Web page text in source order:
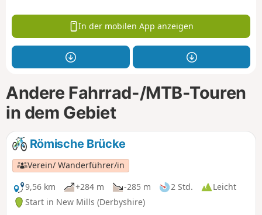
In der mobilen App anzeigen
Andere Fahrrad-/MTB-Touren
in dem Gebiet
Römische Brücke
Verein/ Wanderführer/in
9,56 km
+284 m -285 m 2 Std.
Leicht
Start in New Mills (Derbyshire)